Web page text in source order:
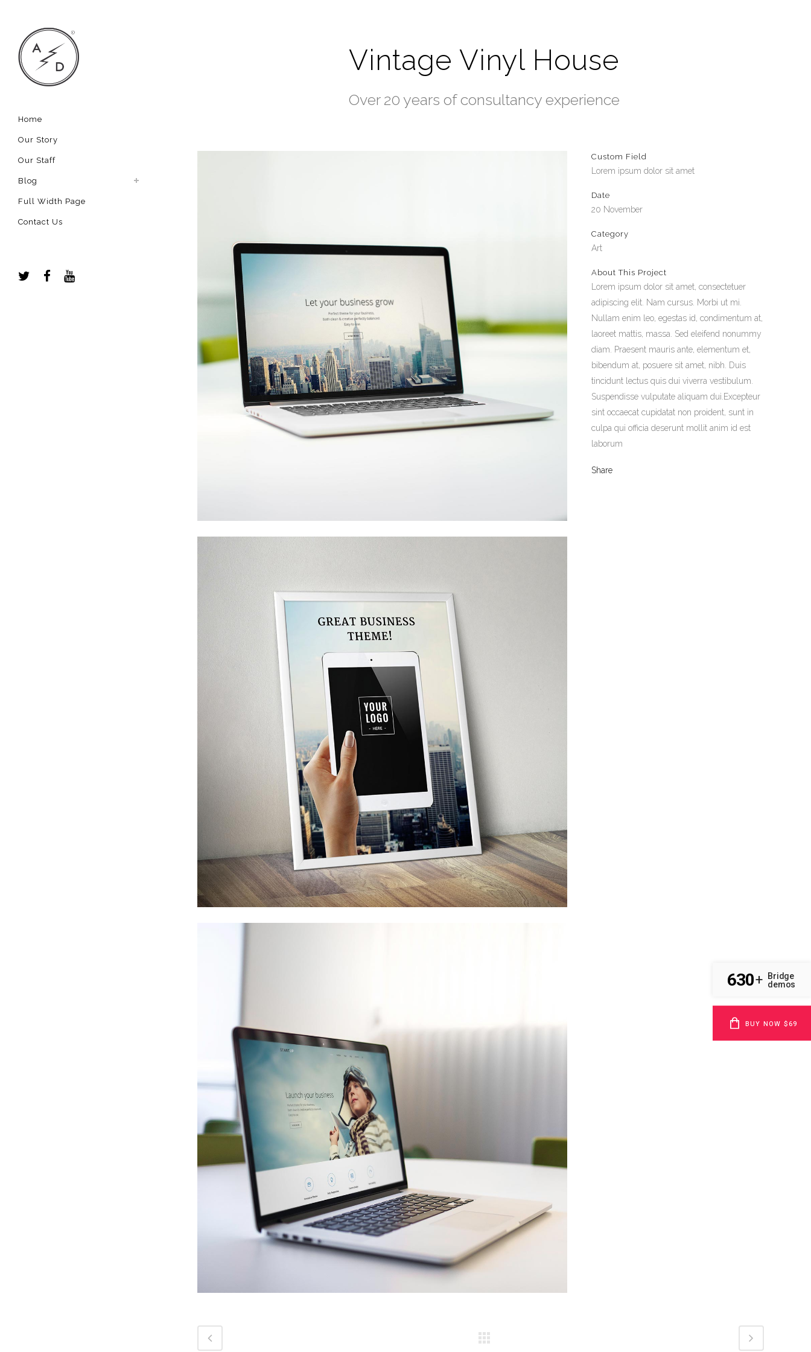
Home
Our Story
Our Staff
Blog
Full Width Page
Contact Us
Vintage Vinyl House
Over 20 years of consultancy experience
Custom Field
Lorem ipsum dolor sit amet
Date
20 November
Category
Art
About This Project
Lorem ipsum dolor sit amet, consectetuer
adipiscing elit. Nam cursus. Morbi ut mi.
Nullam enim leo, egestas id, condimentum at,
laoreet mattis, massa. Sed eleifend nonummy
diam. Praesent mauris ante, elementum et,
bibendum at, posuere sit amet, nibh. Duis
tincidunt lectus quis dui viverra vestibulum.
Suspendisse vulputate aliquam dui.Excepteur
sint occaecat cupidatat non proident, sunt in
culpa qui officia deserunt mollit anim id est
laborum
Share
630+ Bridge
demos
BUY NOW $69